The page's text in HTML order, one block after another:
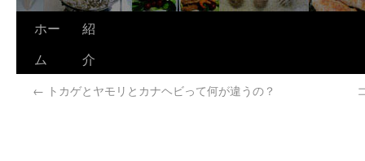
ホー
ム
紹
介
← トカゲとヤモリとカナヘビって何が違うの？